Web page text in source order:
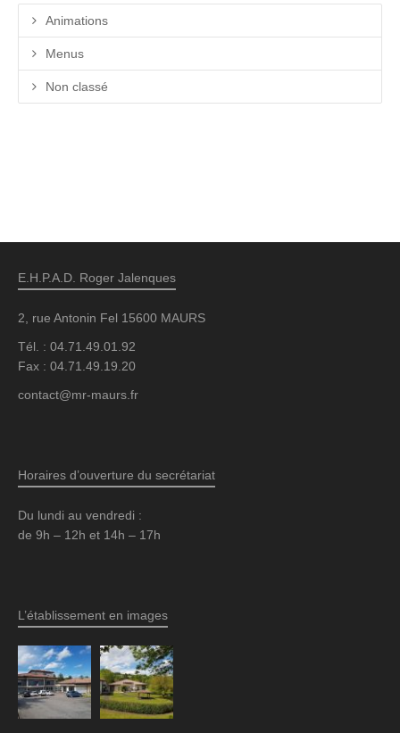
Animations
Menus
Non classé
E.H.P.A.D. Roger Jalenques
2, rue Antonin Fel 15600 MAURS
Tél. : 04.71.49.01.92
Fax : 04.71.49.19.20
contact@mr-maurs.fr
Horaires d’ouverture du secrétariat
Du lundi au vendredi :
de 9h – 12h et 14h – 17h
L’établissement en images